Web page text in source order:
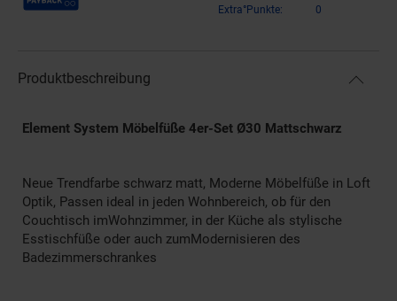
Extra°Punkte:
0
Produktbeschreibung
Element System Möbelfüße 4er-Set Ø30 Mattschwarz
Neue Trendfarbe schwarz matt, Moderne Möbelfüße in Loft
Optik, Passen ideal in jeden Wohnbereich, ob für den
Couchtisch imWohnzimmer, in der Küche als stylische
Esstischfüße oder auch zumModernisieren des
Badezimmerschrankes